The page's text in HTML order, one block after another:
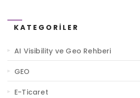
KATEGORILER
AI Visibility ve Geo Rehberi
GEO
E-Ticaret